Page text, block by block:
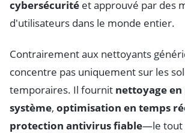
cybersécurité et approuvé par des
d'utilisateurs dans le monde entier.
Contrairement aux nettoyants
concentre pas uniquement sur les
temporaires. Il fournit nettoyage
système, optimisation en temps
protection antivirus fiable—le tout